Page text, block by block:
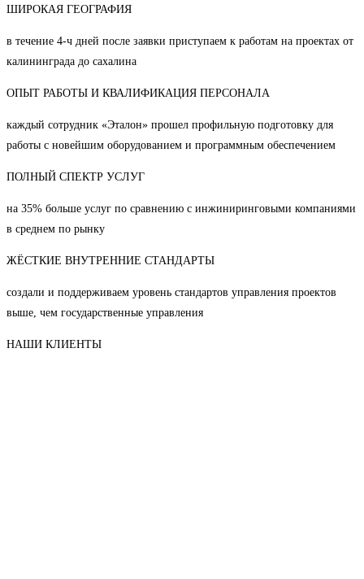
ШИРОКАЯ ГЕОГРАФИЯ
в течение 4-ч дней после заявки приступаем к работам на проектах от
калининграда до сахалина
ОПЫТ РАБОТЫ И КВАЛИФИКАЦИЯ ПЕРСОНАЛА
каждый сотрудник «Эталон» прошел профильную подготовку для
работы с новейшим оборудованием и программным обеспечением
ПОЛНЫЙ СПЕКТР УСЛУГ
на 35% больше услуг по сравнению с инжиниринговыми компаниями
в среднем по рынку
ЖЁСТКИЕ ВНУТРЕННИЕ СТАНДАРТЫ
создали и поддерживаем уровень стандартов управления проектов
выше, чем государственные управления
НАШИ КЛИЕНТЫ